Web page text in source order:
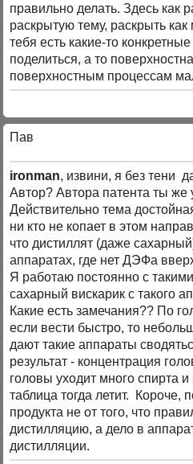
правильно делать. Здесь как
раскрытую тему, раскрыть
тебя есть какие-то
поделиться, а то
поверхностным процессам
Пав
ironman, извини, я без тени
Автор? Автора патента ты же
Действительно тема
ни кто не копает в этом
что дистиллят (даже
аппаратах, где нет ДЭФа
Я работаю постоянно с
сахарный вискарик с такого
Какие есть замечания?? По
если вести быстро, то
дают такие аппараты
результат - концентрация
головы уходит много спирта
таблица тогда летит. Короче,
продукта не от того, что
дистилляцию, а дело в
дистилляции.